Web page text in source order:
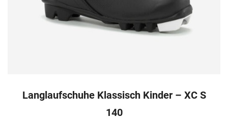
Langlaufschuhe Klassisch Kinder – XC S
140